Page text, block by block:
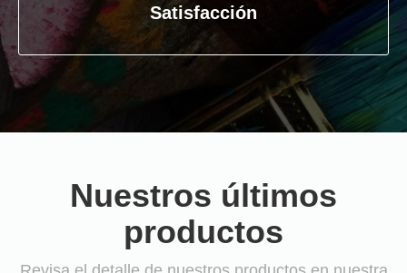
Satisfacción
Nuestros últimos
productos